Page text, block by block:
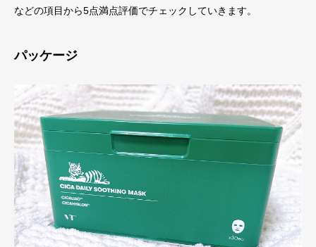
などの項目から5点満点評価でチェックしていきます。
パッケージ